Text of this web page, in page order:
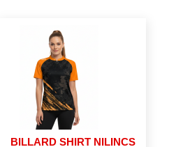
BILLARD SHIRT NILINCS